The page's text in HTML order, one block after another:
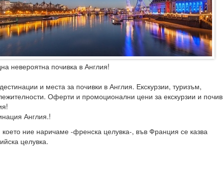
невероятна почивка в Англия!
и места за почивки в Англия. Екскурзии, туризъм,
Оферти и промоционални цени за екскурзии и
Англия.!
което ние наричаме -френска целувка-, във Франция се казва
целувка.